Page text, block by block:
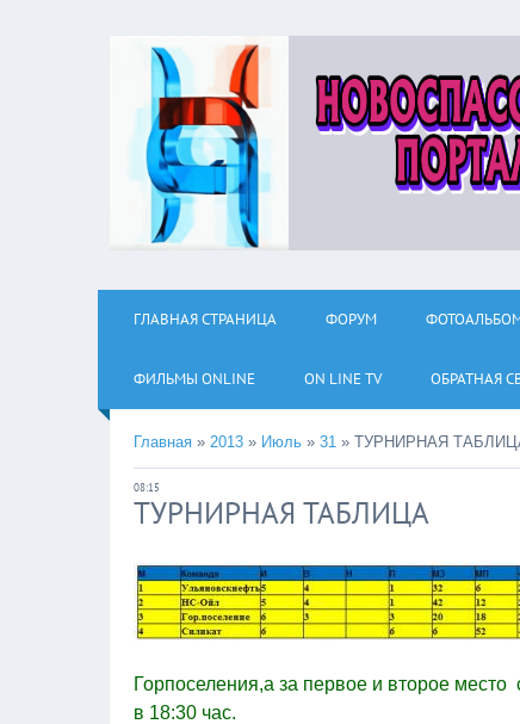
ГЛАВНАЯ СТРАНИЦА ФОРУМ
ФИЛЬМЫ ОNLINE ON LINE TV ОБРАТНАЯ
Главная » 2013 » Июль » 31 » ТУРНИРНАЯ
08:15
ТУРНИРНАЯ ТАБЛИЦА
Горпоселения,а за первое и второе
в 18:30 час.